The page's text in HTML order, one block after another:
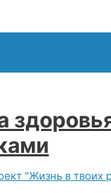
"Жизнь в твоих